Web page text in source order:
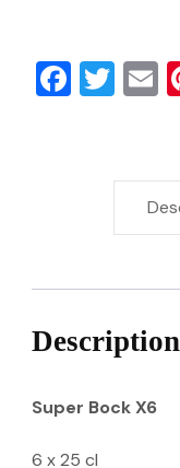
Description
Super Bock X6
6 x 25 cl